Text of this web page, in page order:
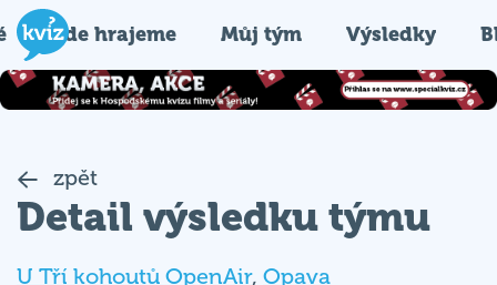
Kde hrajeme Můj tým Výsledky
zpět
Detail výsledku týmu
U Tří kohoutů OpenAir, Opava